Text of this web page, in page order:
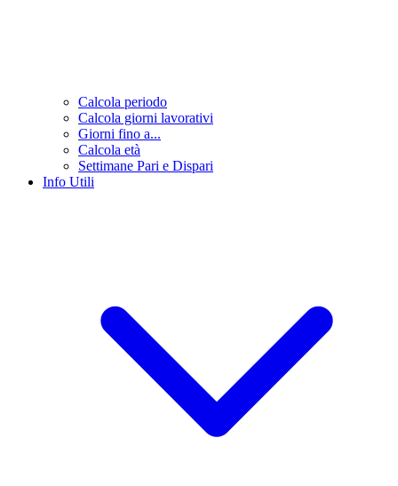
Calcola periodo
Calcola giorni lavorativi
Giorni fino a...
Calcola età
Settimane Pari e Dispari
Info Utili